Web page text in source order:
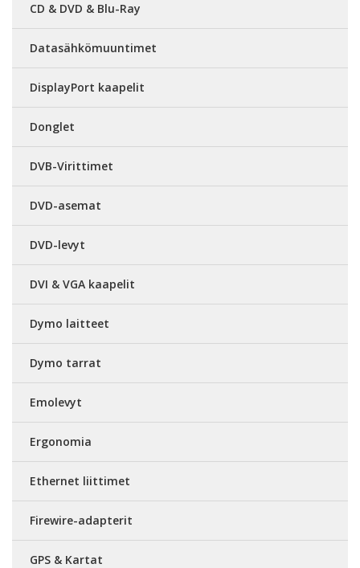
CD & DVD & Blu-Ray
Datasähkömuuntimet
DisplayPort kaapelit
Donglet
DVB-Virittimet
DVD-asemat
DVD-levyt
DVI & VGA kaapelit
Dymo laitteet
Dymo tarrat
Emolevyt
Ergonomia
Ethernet liittimet
Firewire-adapterit
GPS & Kartat